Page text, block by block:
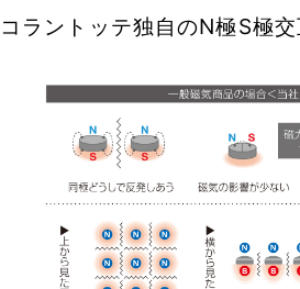
コラントッテ独自のN極S極